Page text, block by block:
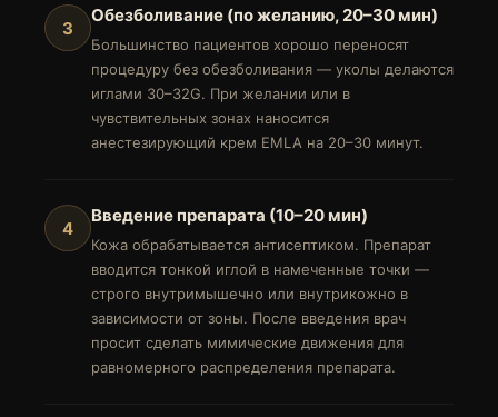
3
Обезболивание (по желанию, 20–30 мин)
Большинство пациентов хорошо переносят
процедуру без обезболивания — уколы делаются
иглами 30–32G. При желании или в
чувствительных зонах наносится
анестезирующий крем EMLA на 20–30 минут.
4
Введение препарата (10–20 мин)
Кожа обрабатывается антисептиком. Препарат
вводится тонкой иглой в намеченные точки —
строго внутримышечно или внутрикожно в
зависимости от зоны. После введения врач
просит сделать мимические движения для
равномерного распределения препарата.